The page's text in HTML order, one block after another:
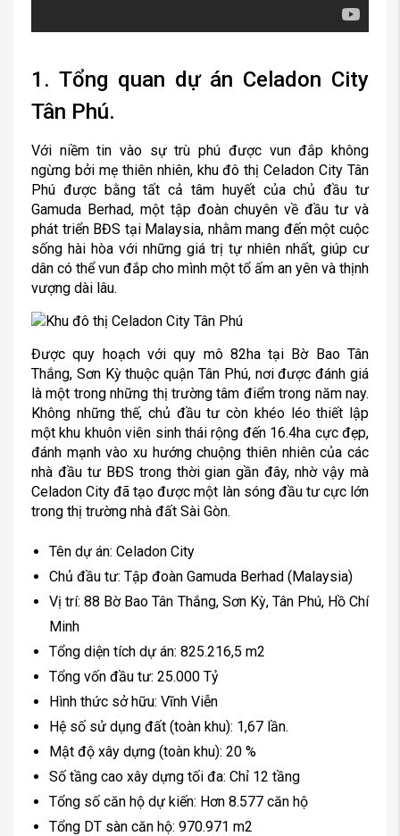
1. Tổng quan dự án Celadon City
Tân Phú.
Với niềm tin vào sự trù phú được vun đắp không
ngừng bởi mẹ thiên nhiên, khu đô thị Celadon City Tân
Phú được bằng tất cả tâm huyết của chủ đầu tư
Gamuda Berhad, một tập đoàn chuyên về đầu tư và
phát triển BĐS tại Malaysia, nhằm mang đến một cuộc
sống hài hòa với những giá trị tự nhiên nhất, giúp cư
dân có thể vun đắp cho mình một tổ ấm an yên và thịnh
vượng dài lâu.
Được quy hoạch với quy mô 82ha tại Bờ Bao Tân
Thắng, Sơn Kỳ thuộc quận Tân Phú, nơi được đánh giá
là một trong những thị trường tâm điểm trong năm nay.
Không những thế, chủ đầu tư còn khéo léo thiết lập
một khu khuôn viên sinh thái rộng đến 16.4ha cực đẹp,
đánh mạnh vào xu hướng chuộng thiên nhiên của các
nhà đầu tư BĐS trong thời gian gần đây, nhờ vậy mà
Celadon City đã tạo được một làn sóng đầu tư cực lớn
trong thị trường nhà đất Sài Gòn.
Tên dự án: Celadon City
Chủ đầu tư: Tập đoàn Gamuda Berhad (Malaysia)
Vị trí: 88 Bờ Bao Tân Thắng, Sơn Kỳ, Tân Phú, Hồ Chí
Minh
Tổng diện tích dự án: 825.216,5 m2
Tổng vốn đầu tư: 25.000 Tỷ
Hình thức sở hữu: Vĩnh Viễn
Hệ số sử dụng đất (toàn khu): 1,67 lần.
Mật độ xây dựng (toàn khu): 20 %
Số tầng cao xây dựng tối đa: Chỉ 12 tầng
Tổng số căn hộ dự kiến: Hơn 8.577 căn hộ
Tổng DT sàn căn hộ: 970.971 m2